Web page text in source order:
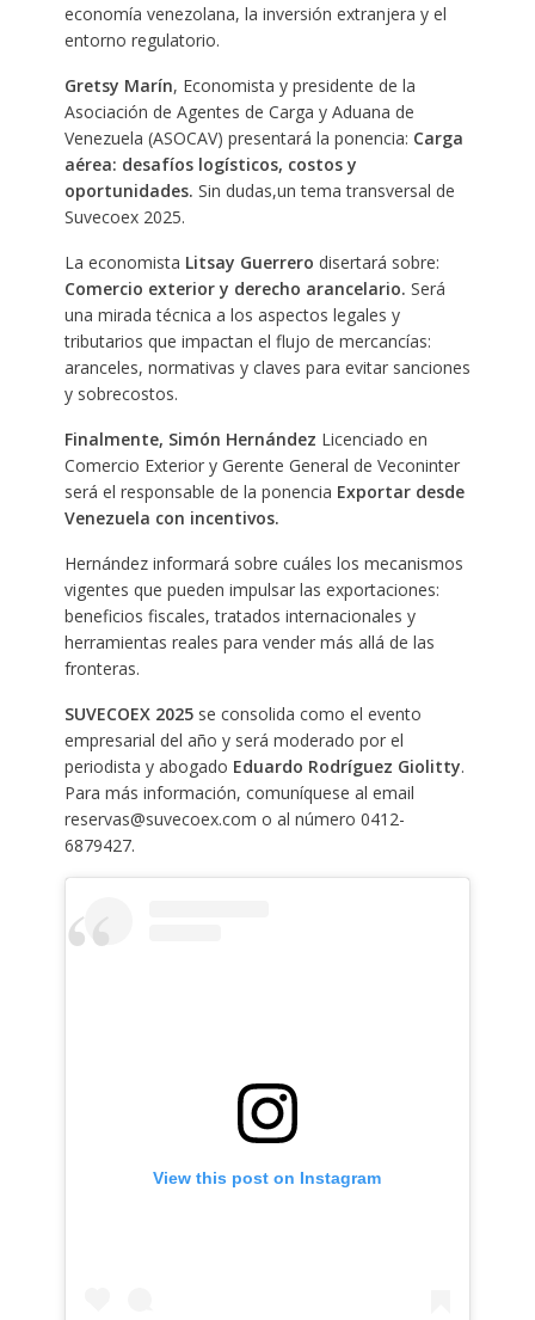
economía venezolana, la inversión extranjera y el
entorno regulatorio.
Gretsy Marín, Economista y presidente de la
Asociación de Agentes de Carga y Aduana de
Venezuela (ASOCAV) presentará la ponencia: Carga
aérea: desafíos logísticos, costos y
oportunidades. Sin dudas,un tema transversal de
Suvecoex 2025.
La economista Litsay Guerrero disertará sobre:
Comercio exterior y derecho arancelario. Será
una mirada técnica a los aspectos legales y
tributarios que impactan el flujo de mercancías:
aranceles, normativas y claves para evitar sanciones
y sobrecostos.
Finalmente, Simón Hernández Licenciado en
Comercio Exterior y Gerente General de Veconinter
será el responsable de la ponencia Exportar desde
Venezuela con incentivos.
Hernández informará sobre cuáles los mecanismos
vigentes que pueden impulsar las exportaciones:
beneficios fiscales, tratados internacionales y
herramientas reales para vender más allá de las
fronteras.
SUVECOEX 2025se consolida como el evento
empresarial del año y será moderado por el
periodista y abogado Eduardo Rodríguez Giolitty.
Para más información, comuníquese al email
reservas@suvecoex.com o al número 0412-
6879427.
View this post on Instagram